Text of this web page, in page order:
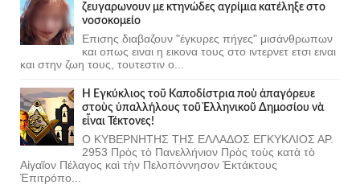
ζευγαρωνουν με κτηνώδες αγρίμια κατέληξε στο
νοσοκομείο
Επισης διαβαζουν "έγκυρες πήγες" μισάνθρωπων
και οπως ειναι η εικονα τους στο ιντερνετ ετσι ειναι
και στην ζωη τους, τουτεστιν ο...
Ἡ Ἐγκύκλιος τοῦ Καποδίστρια ποὺ ἀπαγόρευε
στοὺς ὑπαλλήλους τοῦ Ἑλληνικοῦ Δημοσίου νὰ
εἶναι Τέκτονες!
Ο ΚΥΒΕΡΝΗΤΗΣ ΤΗΣ ΕΛΛΑΔΟΣ ΕΓΚΥΚΛΙΟΣ ΑΡ.
2953 Πρὸς τὸ Πανελλήνιον Πρὸς τοὺς κατὰ τὸ
Αἰγαῖον Πέλαγος καὶ τὴν Πελοπόννησον Ἐκτάκτους
Ἐπιτρόπο...